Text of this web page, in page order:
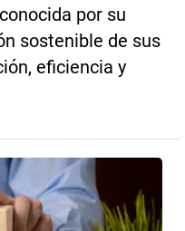
por su
sostenible de sus
eficiencia y